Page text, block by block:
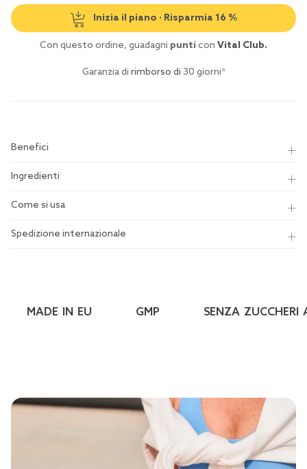
Inizia il piano · Risparmia 16 %
Con questo ordine, guadagni punti con Vital Club.
Garanzia di rimborso di 30 giorni*
Benefici
Ingredienti
Come si usa
Spedizione internazionale
MADE IN EU GMP SENZA ZUCCHERI